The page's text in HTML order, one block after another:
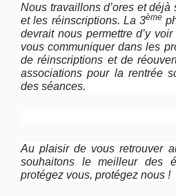
Nous travaillons d’ores et
et les réinscriptions. La 3ème
devrait nous permettre d’y
vous communiquer dans les
de réinscriptions et de
associations pour la rentrée
des séances.
Au plaisir de vous retrouver
souhaitons le meilleur des
protégez vous, protégez nous !